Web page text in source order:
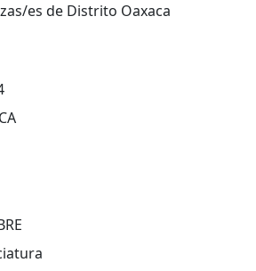
es de Distrito Oaxaca